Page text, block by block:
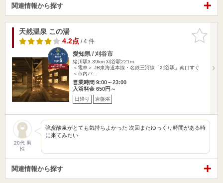
関連情報から探す
お気に入
りに追加
天然温泉 この湯
4.2点/ 4 件
愛知県 / 刈谷市
緒川駅3.39km 刈谷駅221m
＜電車＞ JR東海道本線・名鉄三河線「刈谷駅」南口すぐ
＜市内バ…
営業時間 9:00～23:00
入浴料金 650円～
日帰り 岩盤浴
20代 男
性
強炭酸泉がとても気持ちよかった 次回またゆっくり時間がある時
に来てみたい
関連情報から探す